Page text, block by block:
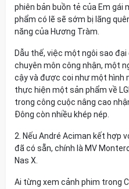
phiên bản buồn tẻ của Em gái
phẩm có lẽ sẽ sớm bị lãng
năng của Hương Tràm.
Dẫu thế, việc một ngôi sao
chuyên môn công nhận, một
cậy và được coi như một hình
thực hiện một sản phẩm về
trong công cuộc nâng cao
Đông còn nhiều khép nép.
2. Nếu André Aciman kết hợp
đã có sẵn, chính là MV
Nas X.
Ai từng xem cảnh phim trong